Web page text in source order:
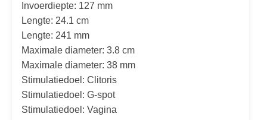
Invoerdiepte: 127 mm
Lengte: 24.1 cm
Lengte: 241 mm
Maximale diameter: 3.8 cm
Maximale diameter: 38 mm
Stimulatiedoel: Clitoris
Stimulatiedoel: G-spot
Stimulatiedoel: Vagina